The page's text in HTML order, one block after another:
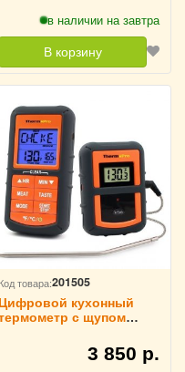
в наличии на завтра
В корзину
Код товара:201505
Цифровой кухонный
с щупом
3 850 р.